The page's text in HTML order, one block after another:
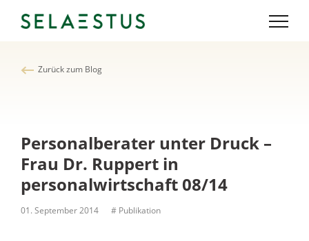
Zurück zum Blog
Personalberater unter Druck –
Frau Dr. Ruppert in
personalwirtschaft 08/14
01. September 2014 # Publikation